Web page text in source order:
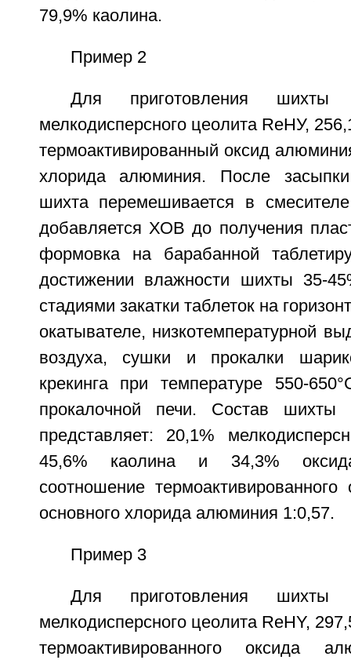
79,9% каолина.
Пример 2
Для приготовления
мелкодисперсного цеолита ReНУ,
термоактивированный оксид
хлорида алюминия. После
шихта перемешивается в
добавляется ХОВ до получения
формовка на барабанной
достижении влажности шихты 35-
стадиями закатки таблеток на
окатывателе, низкотемпературной
воздуха, сушки и прокалки
крекинга при температуре 550-
прокалочной печи. Состав шихты
представляет: 20,1%
45,6% каолина и 34,3%
соотношение
основного хлорида алюминия 1:0,57.
Пример 3
Для приготовления
мелкодисперсного цеолита ReНY,
термоактивированного оксида